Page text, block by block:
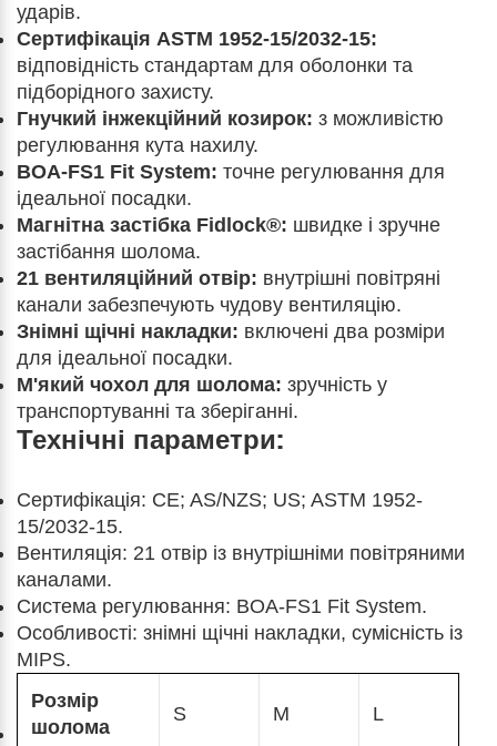
ударів.
Сертифікація ASTM 1952-15/2032-15:
відповідність стандартам для оболонки та
підборідного захисту.
Гнучкий інжекційний козирок: з можливістю
регулювання кута нахилу.
BOA-FS1 Fit System: точне регулювання для
ідеальної посадки.
Магнітна застібка Fidlock®: швидке і зручне
застібання шолома.
21 вентиляційний отвір: внутрішні повітряні
канали забезпечують чудову вентиляцію.
Знімні щічні накладки: включені два розміри
для ідеальної посадки.
М'який чохол для шолома: зручність у
транспортуванні та зберіганні.
Технічні параметри:
Сертифікація: CE; AS/NZS; US; ASTM 1952-
15/2032-15.
Вентиляція: 21 отвір із внутрішніми повітряними
каналами.
Система регулювання: BOA-FS1 Fit System.
Особливості: знімні щічні накладки, сумісність із
MIPS.
Розмір
шолома
S M L